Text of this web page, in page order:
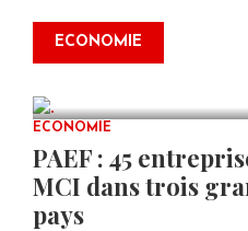
ECONOMIE
0 COMMENTS
2ᵉ édition de ses
scientifiques
ECONOMIE
PAEF : 45
MCI dans trois
pays